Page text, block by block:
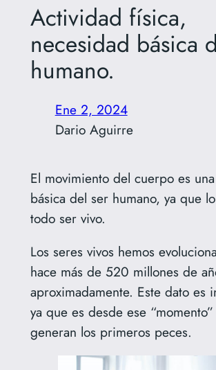
Actividad física,
necesidad básica
humano.
Ene 2, 2024
Dario Aguirre
El movimiento del cuerpo es
básica del ser humano, ya que
todo ser vivo.
Los seres vivos hemos
hace más de 520 millones de
aproximadamente. Este dato es
ya que es desde ese
generan los primeros peces.